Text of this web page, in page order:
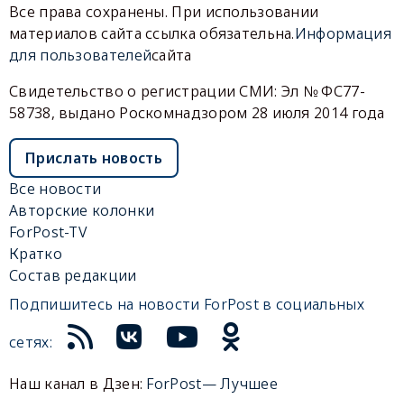
Все права сохранены. При использовании
материалов сайта ссылка обязательна.Информация
для пользователейсайта
Свидетельство о регистрации СМИ: Эл № ФС77-
58738, выдано Роскомнадзором 28 июля 2014 года
Прислать новость
Все новости
Авторские колонки
ForPost-TV
Кратко
Состав редакции
Подпишитесь на новости ForPost в социальных
сетях:
Наш канал в Дзен: ForPost— Лучшее